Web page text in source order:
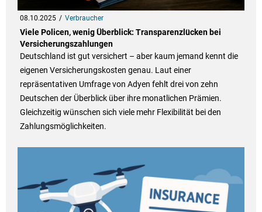
08.10.2025 Verbraucher
Viele Policen, wenig Überblick: Transparenzlücken bei
Versicherungszahlungen
Deutschland ist gut versichert – aber kaum jemand kennt die
eigenen Versicherungskosten genau. Laut einer
repräsentativen Umfrage von Adyen fehlt drei von zehn
Deutschen der Überblick über ihre monatlichen Prämien.
Gleichzeitig wünschen sich viele mehr Flexibilität bei den
Zahlungsmöglichkeiten.